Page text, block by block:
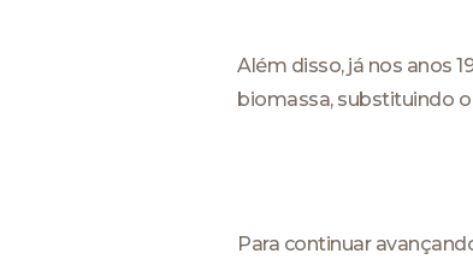
Além disso, já nos anos
biomassa, substituindo
Para continuar